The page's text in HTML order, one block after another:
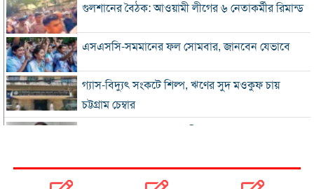
গুলশানের বৈঠক: আওয়ামী লীগের ৬ নেতাকর্মীর রিমান্ড
এসএসসি-সমমানের ফল সোমবার, জানবেন যেভাবে
গ্যাস-বিদ্যুৎ সংকটে শিল্প, ঋণের সুদ মওকুফ চায়
চট্টগ্রাম চেম্বার
জাপানে টাইফুন ‘ডলফিন’, চীনে সর্বোচ্চ সতর্কতা